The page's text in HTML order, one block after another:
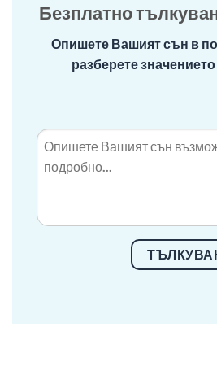
Безплатно
Опишете Вашият сън в
разберете